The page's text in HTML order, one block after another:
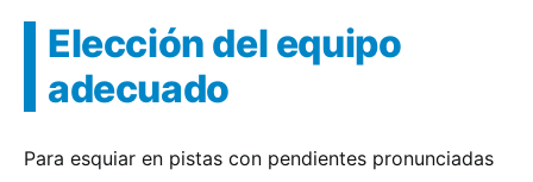
Elección del equipo
adecuado
Para esquiar en pistas con pendientes pronunciadas